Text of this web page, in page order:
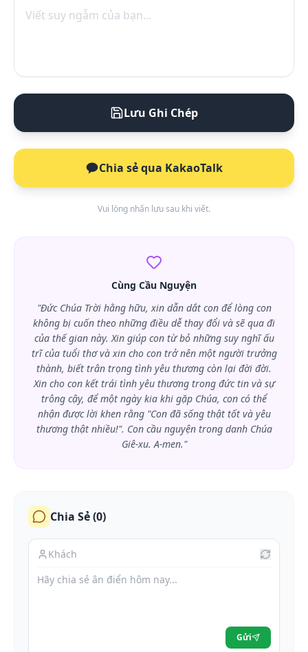
Lưu Ghi Chép
Chia sẻ qua KakaoTalk
Vui lòng nhấn lưu sau khi viết.
Cùng Cầu Nguyện
"Đức Chúa Trời hằng hữu, xin dẫn dắt con để lòng con
không bị cuốn theo những điều dễ thay đổi và sẽ qua đi
của thế gian này. Xin giúp con từ bỏ những suy nghĩ ấu
trĩ của tuổi thơ và xin cho con trở nên một người trưởng
thành, biết trân trọng tình yêu thương còn lại đời đời.
Xin cho con kết trái tình yêu thương trong đức tin và sự
trông cậy, để một ngày kia khi gặp Chúa, con có thể
nhận được lời khen rằng "Con đã sống thật tốt và yêu
thương thật nhiều!". Con cầu nguyện trong danh Chúa
Giê-xu. A-men."
Chia Sẻ (0)
Gửi